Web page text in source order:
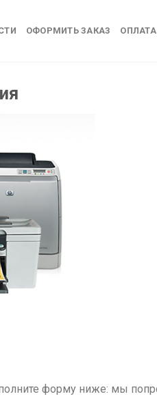
ОФОРМИТЬ ЗАКАЗ
форму ниже: мы